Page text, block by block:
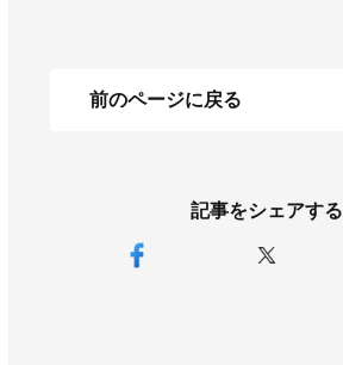
記事をシェアする
前のページに戻る